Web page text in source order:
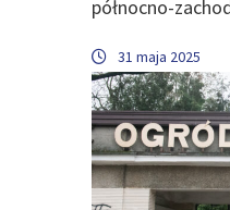
północno-
31 maja 2025